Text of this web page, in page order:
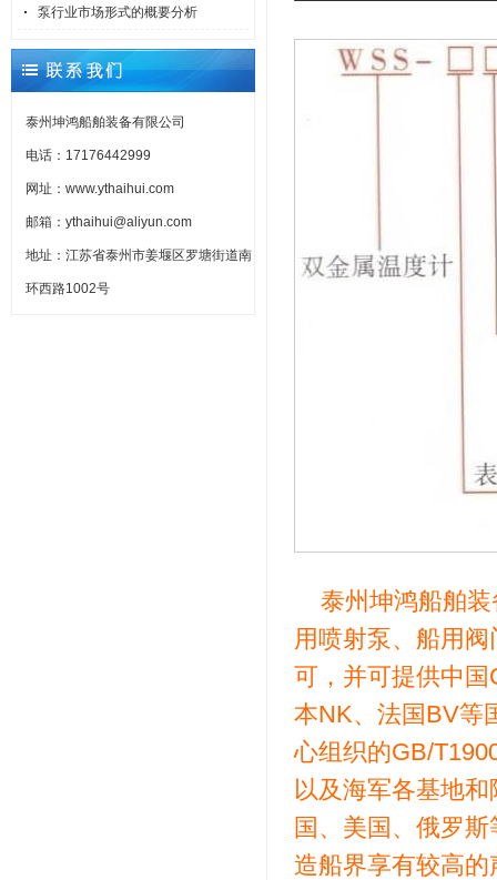
泵行业市场形式的概要分析
泰州坤鸿船舶装备有限公司
电话：17176442999
网址：www.ythaihui.com
邮箱：ythaihui@aliyun.com
地址：江苏省泰州市姜堰区罗塘街道南
环西路1002号
泰州坤鸿船舶
用喷射泵、船用
可，并可提供中
本NK、法国BV等
心组织的GB/
以及海军各基地
国、美国、俄罗
造船界享有较高